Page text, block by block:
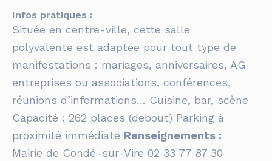
Infos pratiques :
Située en centre-ville, cette salle
polyvalente est adaptée pour tout type de
manifestations : mariages, anniversaires, AG
entreprises ou associations, conférences,
réunions d’informations… Cuisine, bar, scène
Capacité : 262 places (debout) Parking à
proximité immédiate Renseignements :
Mairie de Condé-sur-Vire 02 33 77 87 30